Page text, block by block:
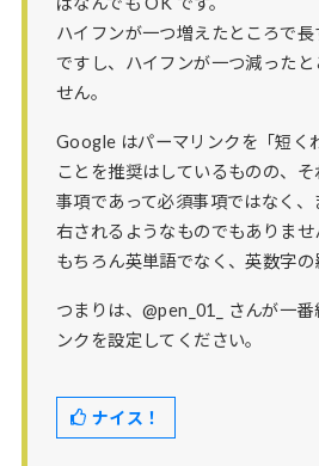
ハイフンが一つ増えたところで
ですし、ハイフンが一つ減った
せん。
Google はパーマリンクを「短く
ことを推奨はしているものの、
事項であって必須事項ではなく、
右されるようなものでもありませ
もちろん英単語でなく、英数字の
つまりは、@pen_01_ さんが一
ンクを設定してください。
ナイス！